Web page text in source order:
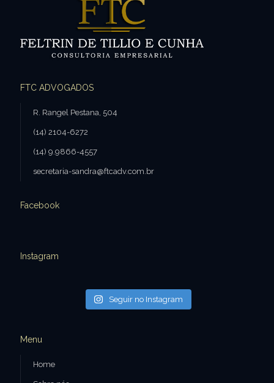
FTC ADVOGADOS
R. Rangel Pestana, 504
(14) 2104-6272
(14) 9.9866-4557
secretaria-sandra@ftcadv.com.br
Facebook
Instagram
Seguir no Instagram
Menu
Home